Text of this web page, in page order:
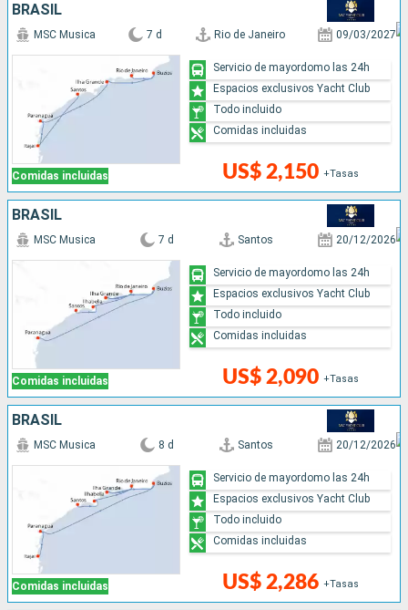
BRASIL
Comidas incluidas
MSC Musica 7 d Rio de Janeiro 09/03/2027
US$ 2,150 +Tasas
Servicio de mayordomo las 24h
Espacios exclusivos Yacht Club
Todo incluido
Comidas incluidas
BRASIL
Comidas incluidas
MSC Musica 7 d Santos 20/12/2026
US$ 2,090 +Tasas
Servicio de mayordomo las 24h
Espacios exclusivos Yacht Club
Todo incluido
Comidas incluidas
BRASIL
Comidas incluidas
MSC Musica 8 d Santos 20/12/2026
US$ 2,286 +Tasas
Servicio de mayordomo las 24h
Espacios exclusivos Yacht Club
Todo incluido
Comidas incluidas